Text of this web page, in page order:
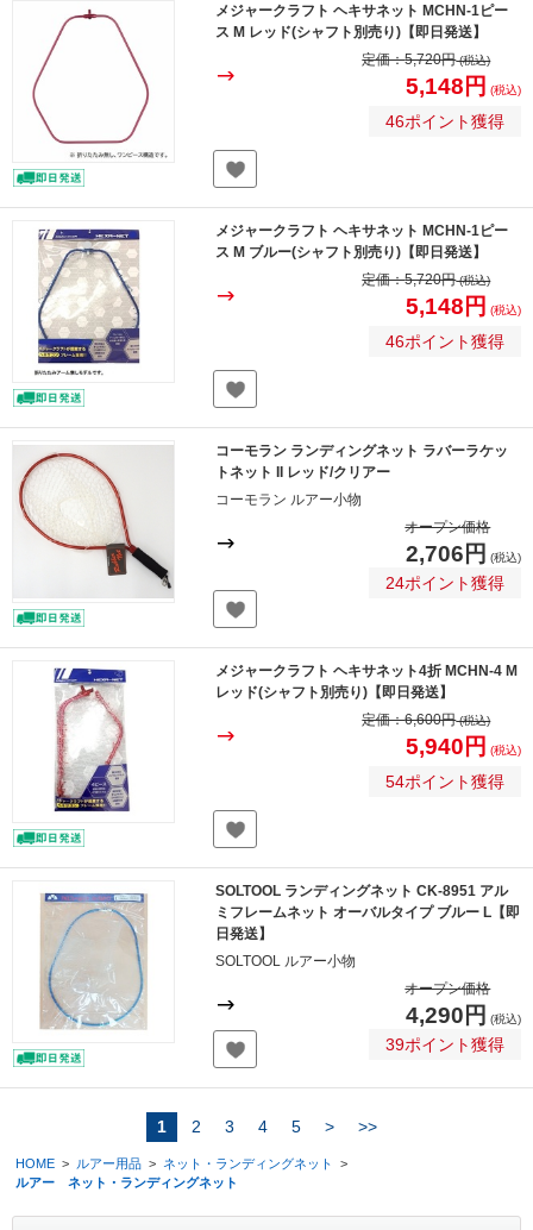
メジャークラフト ヘキサネット MCHN-1ピー
ス M レッド(シャフト別売り)【即日発送】
定価：5,720円(税込)
5,148円 (税込)
46ポイント獲得
メジャークラフト ヘキサネット MCHN-1ピー
ス M ブルー(シャフト別売り)【即日発送】
定価：5,720円(税込)
5,148円 (税込)
46ポイント獲得
コーモラン ランディングネット ラバーラケッ
トネット II レッド/クリアー
コーモラン ルアー小物
オープン価格
2,706円 (税込)
24ポイント獲得
メジャークラフト ヘキサネット4折 MCHN-4 M
レッド(シャフト別売り)【即日発送】
定価：6,600円(税込)
5,940円 (税込)
54ポイント獲得
SOLTOOL ランディングネット CK-8951 アル
ミフレームネット オーバルタイプ ブルー L【即
日発送】
SOLTOOL ルアー小物
オープン価格
4,290円 (税込)
39ポイント獲得
1 2 3 4 5 > >>
HOME > ルアー用品 > ネット・ランディングネット
>
ルアー ネット・ランディングネット